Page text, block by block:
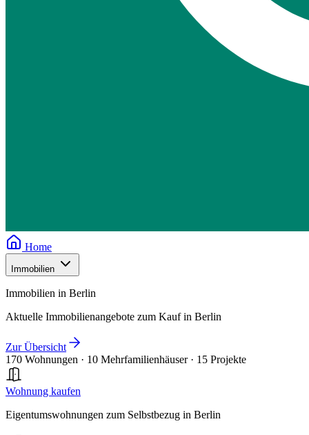
Home
Immobilien
Immobilien in Berlin
Aktuelle Immobilienangebote zum Kauf in Berlin
Zur Übersicht
170 Wohnungen · 10 Mehrfamilienhäuser · 15 Projekte
Wohnung kaufen
Eigentumswohnungen zum Selbstbezug in Berlin